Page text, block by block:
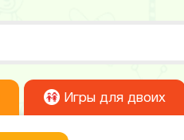
Игры для двоих